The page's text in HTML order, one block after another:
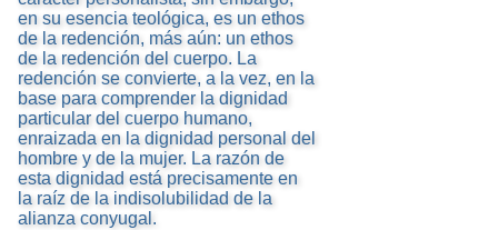
en su esencia teológica, es un ethos
de la redención, más aún: un ethos
de la redención del cuerpo. La
redención se convierte, a la vez, en la
base para comprender la dignidad
particular del cuerpo humano,
enraizada en la dignidad personal del
hombre y de la mujer. La razón de
esta dignidad está precisamente en
la raíz de la indisolubilidad de la
alianza conyugal.